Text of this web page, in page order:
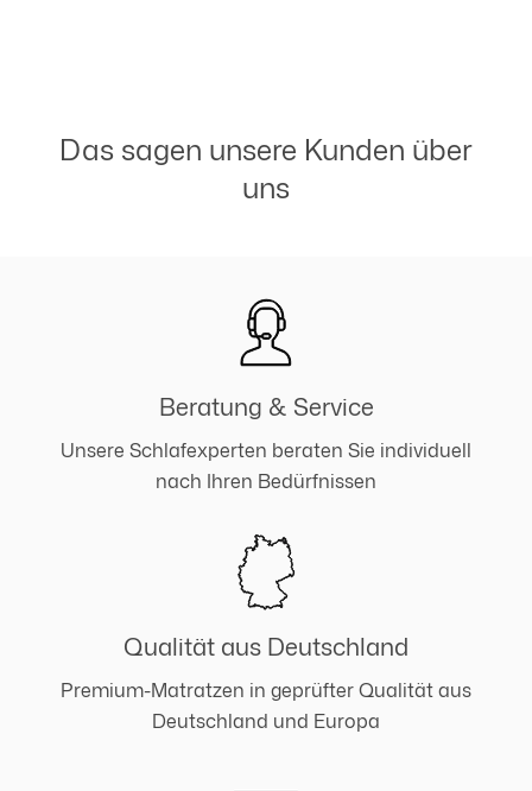
Das sagen unsere Kunden über
uns
Beratung & Service
Unsere Schlafexperten beraten Sie individuell
nach Ihren Bedürfnissen
Qualität aus Deutschland
Premium-Matratzen in geprüfter Qualität aus
Deutschland und Europa